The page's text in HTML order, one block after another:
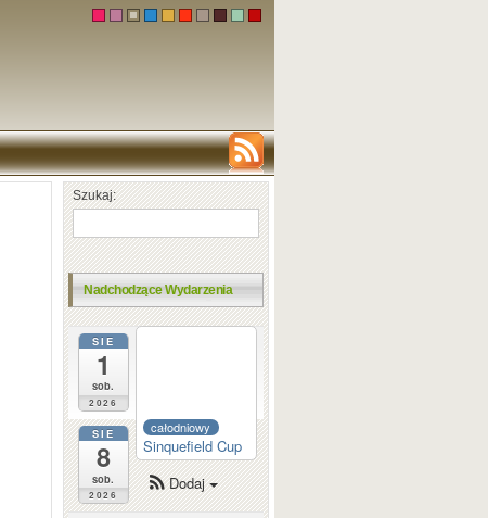
Szukaj:
Nadchodzące Wydarzenia
SIE
1
sob.
2026
SIE
8
sob.
2026
całodniowy
Sinquefield Cup
Dodaj